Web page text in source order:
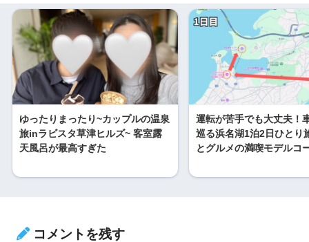
ゆったりまったり~カップルの温泉
旅inラビスタ草津ヒルズ~ 客室露
天風呂が最高すぎた
運転が苦手でも大丈夫！
巡る浜名湖1泊2日ひとり
とグルメの満喫モデルコ
コメントを残す